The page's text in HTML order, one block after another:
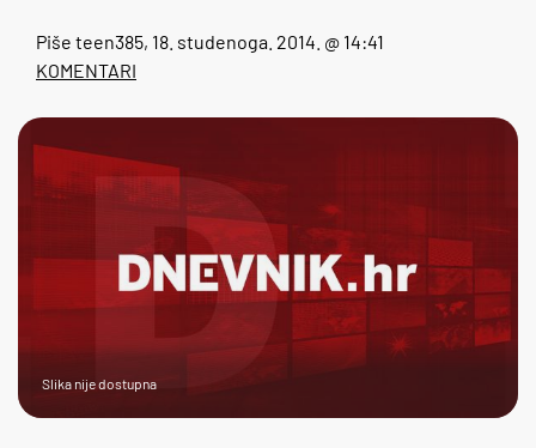
Piše teen385, 18. studenoga. 2014. @ 14:41
KOMENTARI
Slika nije dostupna